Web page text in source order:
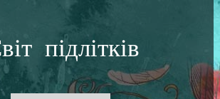
підлітків